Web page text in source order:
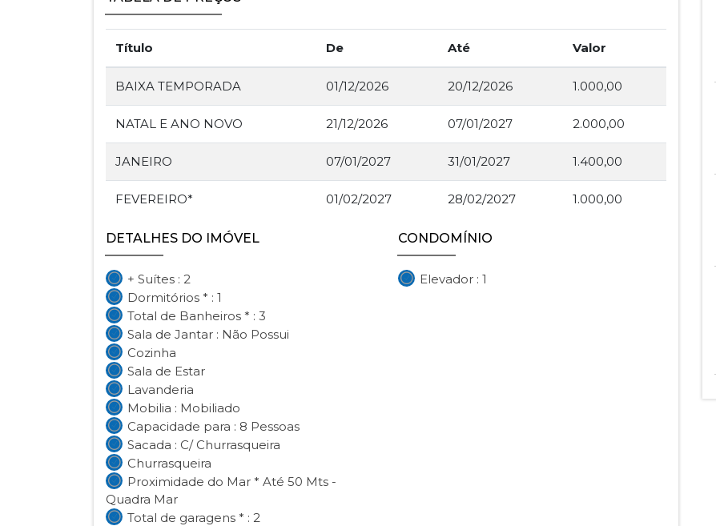
Título De Até Valor
BAIXA TEMPORADA 01/12/2026 20/12/2026 1.000,00
NATAL E ANO NOVO 21/12/2026 07/01/2027 2.000,00
JANEIRO 07/01/2027 31/01/2027 1.400,00
FEVEREIRO* 01/02/2027 28/02/2027 1.000,00
DETALHES DO IMÓVEL
+ Suítes : 2
Dormitórios * : 1
Total de Banheiros * : 3
Sala de Jantar : Não Possui
Cozinha
Sala de Estar
Lavanderia
Mobilia : Mobiliado
Capacidade para : 8 Pessoas
Sacada : C/ Churrasqueira
Churrasqueira
Proximidade do Mar * Até 50 Mts -
Quadra Mar
Total de garagens * : 2
CONDOMÍNIO
Elevador : 1